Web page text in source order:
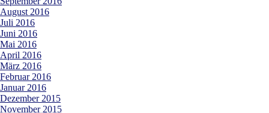
August 2016
Juli 2016
Juni 2016
Mai 2016
April 2016
März 2016
Februar 2016
Januar 2016
Dezember 2015
November 2015